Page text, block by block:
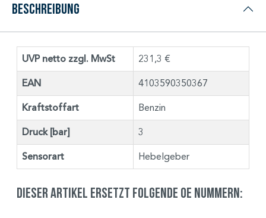
Beschreibung
UVP netto zzgl. MwSt 231,3 €
EAN 4103590350367
Kraftstoffart Benzin
Druck [bar] 3
Sensorart Hebelgeber
Dieser Artikel ersetzt folgende OE Nummern: